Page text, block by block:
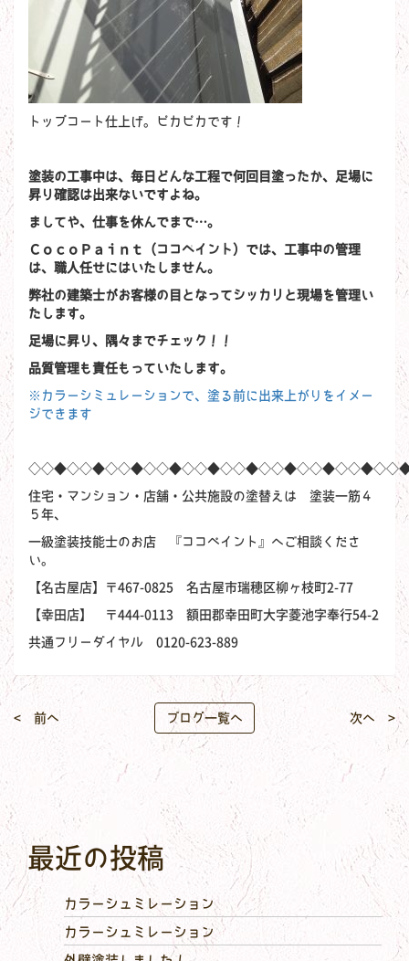
トップコート仕上げ。ピカピカです！
塗装の工事中は、毎日どんな工程で何回目塗ったか、足場に
昇り確認は出来ないですよね。
ましてや、仕事を休んでまで…。
ＣｏｃｏＰａｉｎｔ（ココペイント）では、工事中の管理
は、職人任せにはいたし ません。
弊社の建築士がお客様の目となってシッカリと現場を管理い
たします。
足場に昇り、隅々までチェック！！
品質管理も責任もっていたします。
※カラーシミュレーションで、塗る前に出来上がりをイメー
ジできます
住宅・マンション・店舗・公共施設の塗替えは 塗装一筋４
５年、
一級塗装技能士のお店 『ココペイント』へご相談くださ
い。
【名古屋店】〒467-0825 名古屋市瑞穂区柳ヶ枝町2-77
【幸田店】 〒444-0113 額田郡幸田町大字菱池字奉行54-2
共通フリーダイヤル 0120-623-889
< 前へ ブログ一覧へ 次へ >
最近の投稿
カラーシュミレーション
カラーシュミレーション